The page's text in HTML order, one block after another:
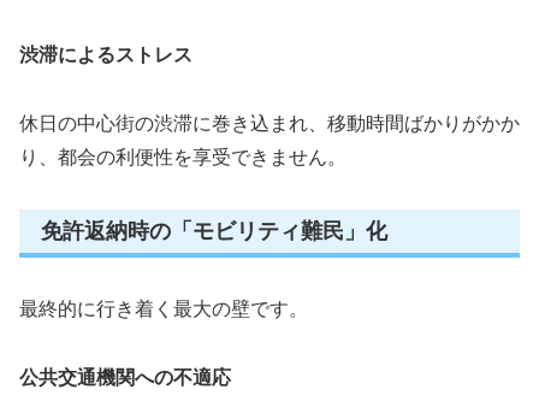
渋滞によるストレス
休日の中心街の渋滞に巻き込まれ、移動時間ばかりがかか
り、都会の利便性を享受できません。
免許返納時の「モビリティ難民」化
最終的に行き着く最大の壁です。
公共交通機関への不適応